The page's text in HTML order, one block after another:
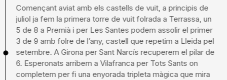
Començant aviat amb els castells de vuit, a principis de
juliol ja fem la primera torre de vuit folrada a Terrassa, un
5 de 8 a Premià i per Les Santes podem assolir el primer
3 de 9 amb folre de l’any, castell que repetim a Lleida pel
setembre. A Girona per Sant Narcís recuperem el pilar de
6. Esperonats arribem a Vilafranca per Tots Sants on
completem per fi una enyorada tripleta màgica que mira